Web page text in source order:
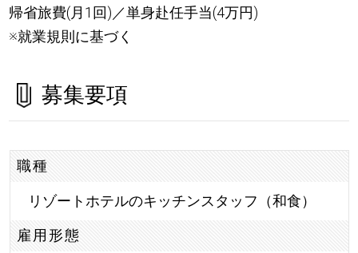
帰省旅費(月1回)／単身赴任手当(4万円)
※就業規則に基づく
募集要項
職種
リゾートホテルのキッチンスタッフ（和食）
雇用形態